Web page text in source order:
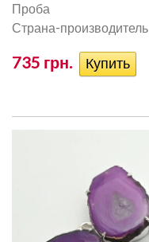
Проба
Страна-производитель
735 грн.